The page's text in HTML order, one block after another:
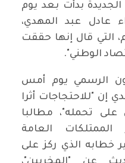
بدأت بعد يوم
عادل عبد المهدي،
التي قال إنها حققت
الوطني".
الرسمي يوم أمس
إن "للاحتجاجات أثرا
على تحمله"، مطالبا
العامة
خطابه الذي ركز على